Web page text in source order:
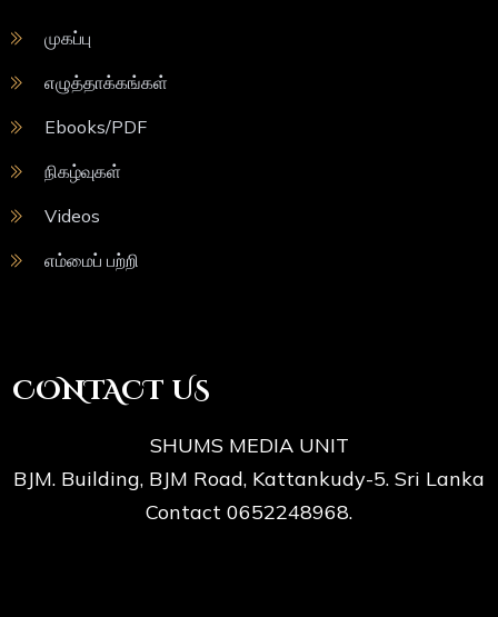
முகப்பு
எழுத்தாக்கங்கள்
Ebooks/PDF
நிகழ்வுகள்
Videos
எம்மைப் பற்றி
CONTACT US
SHUMS MEDIA UNIT
BJM. Building, BJM Road, Kattankudy-5. Sri Lanka
Contact 0652248968.